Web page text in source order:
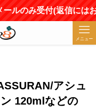
ルのみ受付(返信にはお
メニュー
アシュ
120mlなどの